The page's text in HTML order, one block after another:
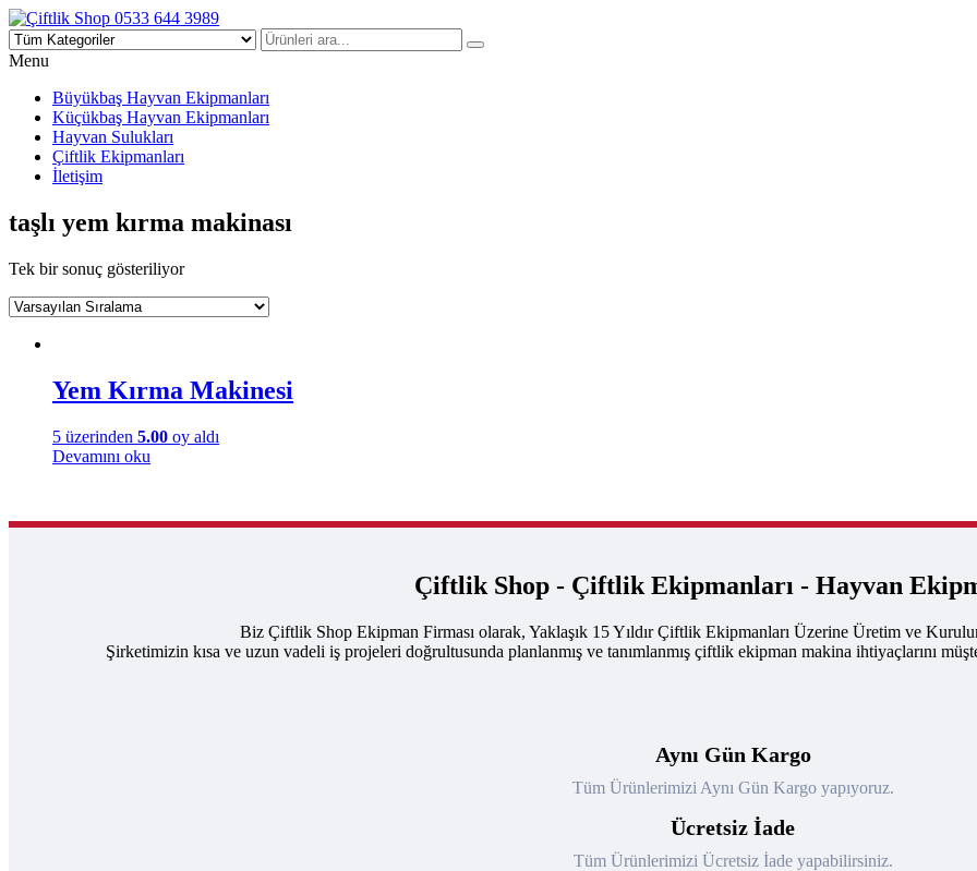
Çiftlik Shop 0533 644 3989
Menu
Büyükbaş Hayvan Ekipmanları
Küçükbaş Hayvan Ekipmanları
Hayvan Sulukları
Çiftlik Ekipmanları
İletişim
taşlı yem kırma makinası
Tek bir sonuç gösteriliyor
Yem Kırma Makinesi
5 üzerinden 5.00 oy aldı
Devamını oku
Çiftlik Shop - Çiftlik Ekipmanları - Hayvan
Biz Çiftlik Shop Ekipman Firması olarak, Yaklaşık 15 Yıldır Çiftlik Ekipmanları Üzerine Üretim ve
Şirketimizin kısa ve uzun vadeli iş projeleri doğrultusunda planlanmış ve tanımlanmış çiftlik ekipman makina ihtiyaçlarını
Aynı Gün Kargo
Tüm Ürünlerimizi Aynı Gün Kargo yapıyoruz.
Ücretsiz İade
Tüm Ürünlerimizi Ücretsiz İade yapabilirsiniz.